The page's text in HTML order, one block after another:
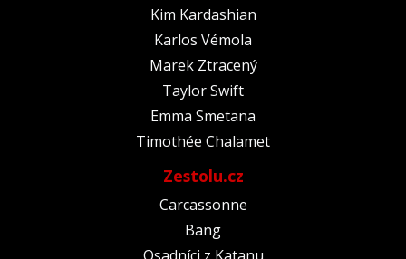
Kim Kardashian
Karlos Vémola
Marek Ztracený
Taylor Swift
Emma Smetana
Timothée Chalamet
Zestolu.cz
Carcassonne
Bang